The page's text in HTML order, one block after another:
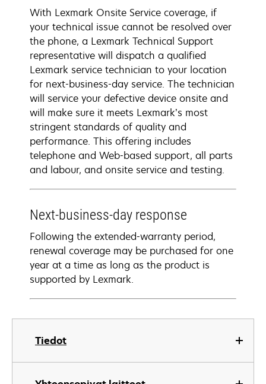
Tiedot
With Lexmark Onsite Service coverage, if
your technical issue cannot be resolved over
the phone, a Lexmark Technical Support
representative will dispatch a qualified
Lexmark service technician to your location
for next-business-day service. The technician
will service your defective device onsite and
will make sure it meets Lexmark’s most
stringent standards of quality and
performance. This offering includes
telephone and Web-based support, all parts
and labour, and onsite service and testing.
Next-business-day response
Following the extended-warranty period,
renewal coverage may be purchased for one
year at a time as long as the product is
supported by Lexmark.